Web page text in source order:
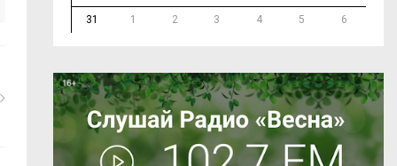
31 1 2 3 4 5 6